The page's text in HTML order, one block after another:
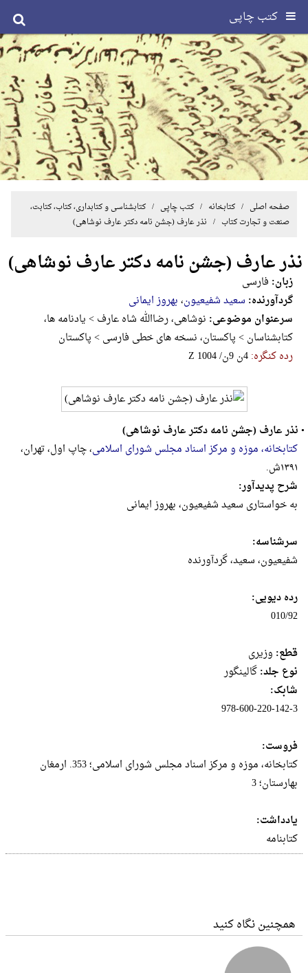
کتب چاپی
صفحه اصلی / کتابخانه /کتب چاپی /کتابشناسی و کتابداری، کتاب، کتابت،
صنعت و تجارت کتاب / نذر عارف (جشن نامه دکتر عارف نوشاهی)
نذر عارف (جشن نامه دکتر عارف نوشاهی)
زبان: فارسی
گردآورنده: سعید شفیعیون،بهروز ایمانی
سرعنوان موضوعی: نوشاهی، رضاالله شاه عارف > یادنامه ها،
کتابشناسان > پاکستان، نسخه های خطی فارسی > پاکستان
رده کنگره:‎Z‎ ‎1‎0‎0‎4‎ ‎/‎ن‎9‎ ‎ن‎4
•نذر عارف (جشن نامه دکتر عارف نوشاهی)
کتابخانه، موزه و مرکز اسناد مجلس شورای اسلامی، چاپ اول، تهران،
۱۳۹۱ش.
شرح پدیدآور:
به خواستاری سعید شفیعیون، بهروز ایمانی
سرشناسه:
شفیعیون، سعید، گردآورنده
رده دیویی:
010/92
قطع: وزيرى
نوع جلد:گالینگور
شابک:
978-600-220-142-3
فروست:
کتابخانه، موزه و مرکز اسناد مجلس شورای اسلامی؛ 353. ارمغان
بهارستان؛ 3
یادداشت:
کتابنامه
همچنین نگاه کنید